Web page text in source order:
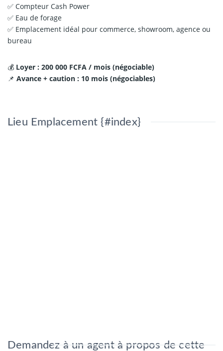
✅ Compteur Cash Power
✅ Eau de forage
✅ Emplacement idéal pour commerce, showroom, agence ou
bureau
💰 Loyer : 200 000 FCFA / mois (négociable)
📌 Avance + caution : 10 mois (négociables)
Lieu Emplacement {#index}
Demandez à un agent à propos de cette